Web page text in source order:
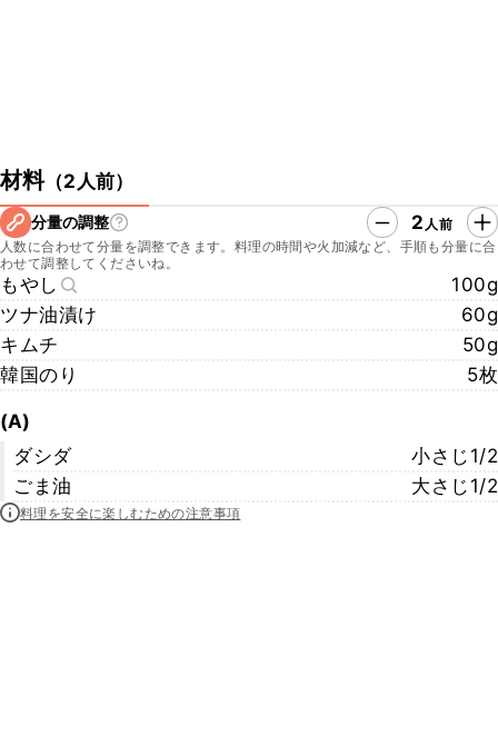
材料（2人前）
分量の調整 2 人前
人数に合わせて分量を調整できます。料理の時間や火加減など、手順も分量に合
わせて調整してくださいね。
もやし
100g
ツナ油漬け
60g
キムチ
50g
韓国のり
5枚
(A)
ダシダ
小さじ1/2
ごま油
大さじ1/2
料理を安全に楽しむための注意事項